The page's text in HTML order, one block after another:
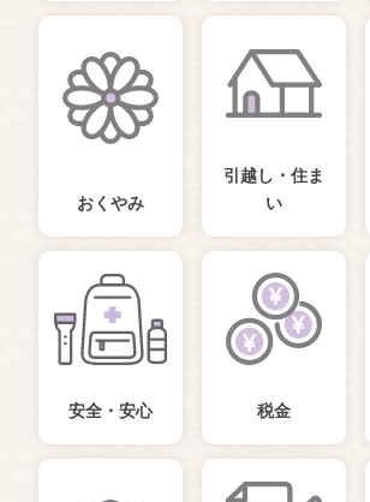
おくやみ
引越し・住ま
い
安全・安心 税金